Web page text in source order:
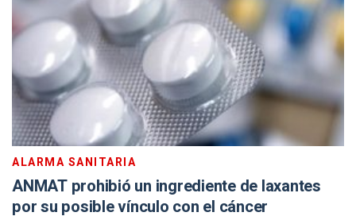
ALARMA SANITARIA
ANMAT prohibió un ingrediente de laxantes
por su posible vínculo con el cáncer